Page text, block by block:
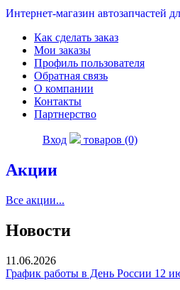
Интернет-магазин автозапчастей
Как сделать заказ
Мои заказы
Профиль пользователя
Обратная связь
О компании
Контакты
Партнерство
Вход товаров (0)
Акции
Все акции...
Новости
11.06.2026
График работы в День России 12